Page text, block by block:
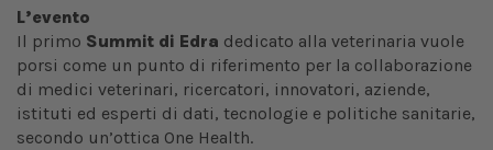
L’evento
Il primo Summit di Edra dedicato alla veterinaria vuole
porsi come un punto di riferimento per la collaborazione
di medici veterinari, ricercatori, innovatori, aziende,
istituti ed esperti di dati, tecnologie e politiche sanitarie,
secondo un’ottica One Health.